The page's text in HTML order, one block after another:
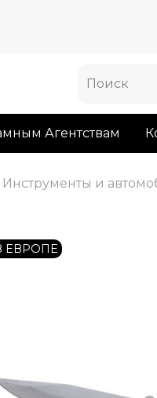
Агентствам
Инструменты и
ЕВРОПЕ